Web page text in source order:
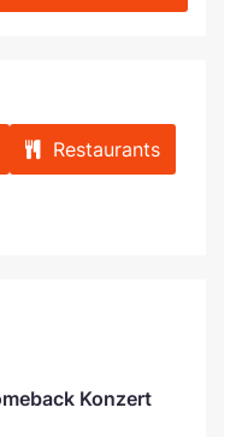
Restaurants
Konzert